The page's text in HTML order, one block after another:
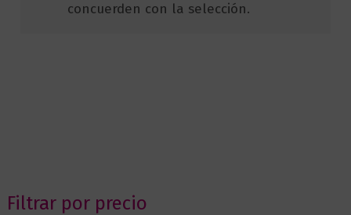
Filtrar por precio
concuerden con la selección.